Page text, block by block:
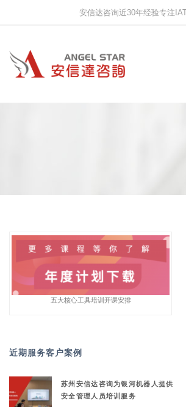
安信达咨询近30年经验专注
五大核心工具培训开课安排
近期服务客户案例
苏州安信达咨询为银河机器人提供
安全管理人员培训服务